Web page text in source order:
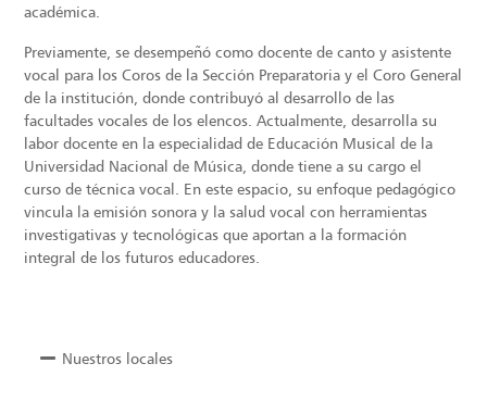
académica.
Previamente, se desempeñó como docente de canto y asistente
vocal para los Coros de la Sección Preparatoria y el Coro General
de la institución, donde contribuyó al desarrollo de las
facultades vocales de los elencos. Actualmente, desarrolla su
labor docente en la especialidad de Educación Musical de la
Universidad Nacional de Música, donde tiene a su cargo el
curso de técnica vocal. En este espacio, su enfoque pedagógico
vincula la emisión sonora y la salud vocal con herramientas
investigativas y tecnológicas que aportan a la formación
integral de los futuros educadores.
Nuestros locales